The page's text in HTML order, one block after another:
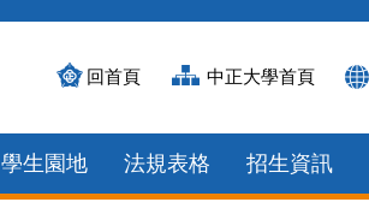
回首頁 中正大學首頁
學生園地 法規表格 招生資訊